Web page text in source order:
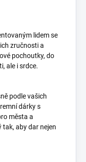
lidem se
zručnosti a
pochoutky, do
ale i srdce.
podle vašich
dárky s
města a
tak, aby dar nejen